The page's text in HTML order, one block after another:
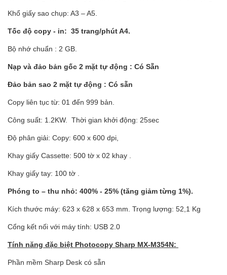
Khổ giấy sao chụp: A3 – A5.
Tốc độ copy - in: 35 trang/phút A4.
Bộ nhớ chuẩn : 2 GB.
Nạp và đảo bản gốc 2 mặt tự động : Có Sẵn
Đảo bản sao 2 mặt tự động : Có sẵn
Copy liên tục từ: 01 đến 999 bản.
Công suất: 1.2KW. Thời gian khởi động: 25sec
Độ phân giải: Copy: 600 x 600 dpi,
Khay giấy Cassette: 500 tờ x 02 khay .
Khay giấy tay: 100 tờ .
Phóng to – thu nhỏ: 400% - 25% (tăng giảm từng 1%).
Kích thước máy: 623 x 628 x 653 mm. Trọng lượng: 52,1 Kg
Cổng kết nối với máy tính: USB 2.0
Tính năng đặc biệt Photocopy Sharp MX-M354N:
Phần mềm Sharp Desk có sẵn